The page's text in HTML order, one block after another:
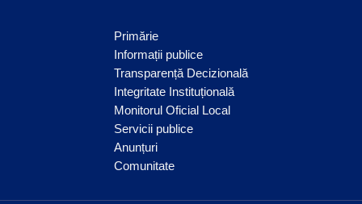
Primărie
Informații publice
Transparență Decizională
Integritate Instituțională
Monitorul Oficial Local
Servicii publice
Anunțuri
Comunitate